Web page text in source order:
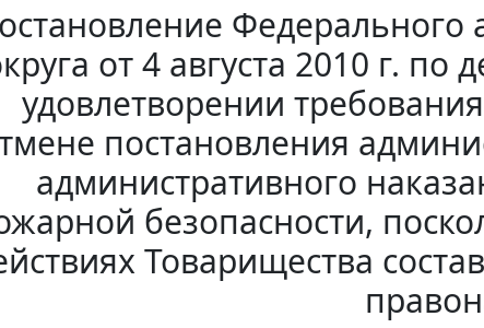
Федерального
от 4 августа 2010 г. по
удовлетворении
постановления
административного
безопасности,
Товарищества